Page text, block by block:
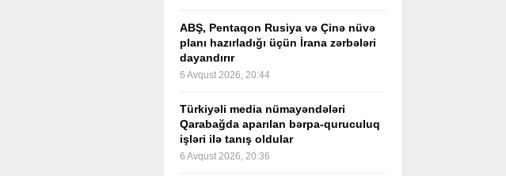
ABŞ, Pentaqon Rusiya və Çinə nüvə
planı hazırladığı üçün İrana zərbələri
dayandırır
6 Avqust 2026, 20:44
Türkiyəli media nümayəndələri
Qarabağda aparılan bərpa-quruculuq
işləri ilə tanış oldular
6 Avqust 2026, 20:36